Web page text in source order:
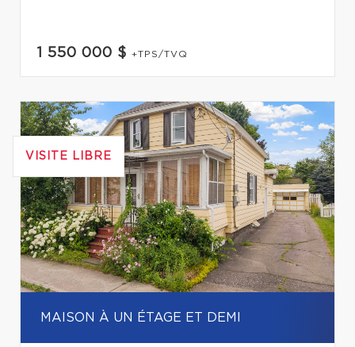
1 550 000 $ +TPS/TVQ
VISITE LIBRE
MAISON À UN ÉTAGE ET DEMI